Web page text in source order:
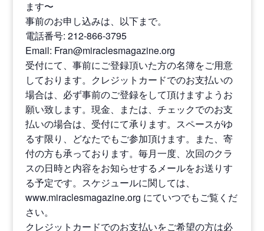
ます〜
事前のお申し込みは、以下まで。
電話番号: 212-866-3795
Email: Fran@miraclesmagazine.org
受付にて、事前にご登録頂いた方の名簿をご用意
しております。クレジットカードでのお支払いの
場合は、必ず事前のご登録をして頂けますようお
願い致します。現金、または、チェックでのお支
払いの場合は、受付にて承ります。スペースがゆ
るす限り、どなたでもご参加頂けます。また、寄
付の方も承っております。毎月一度、次回のクラ
スの日時と内容をお知らせするメールをお送りす
る予定です。スケジュールに関しては、
www.miraclesmagazine.org にていつでもご覧くだ
さい。
クレジットカードでのお支払いをご希望の方は必